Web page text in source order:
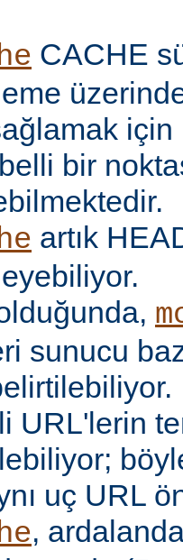
CACHE
bir
artık
sunucu
URL'lerin
uç URL
,